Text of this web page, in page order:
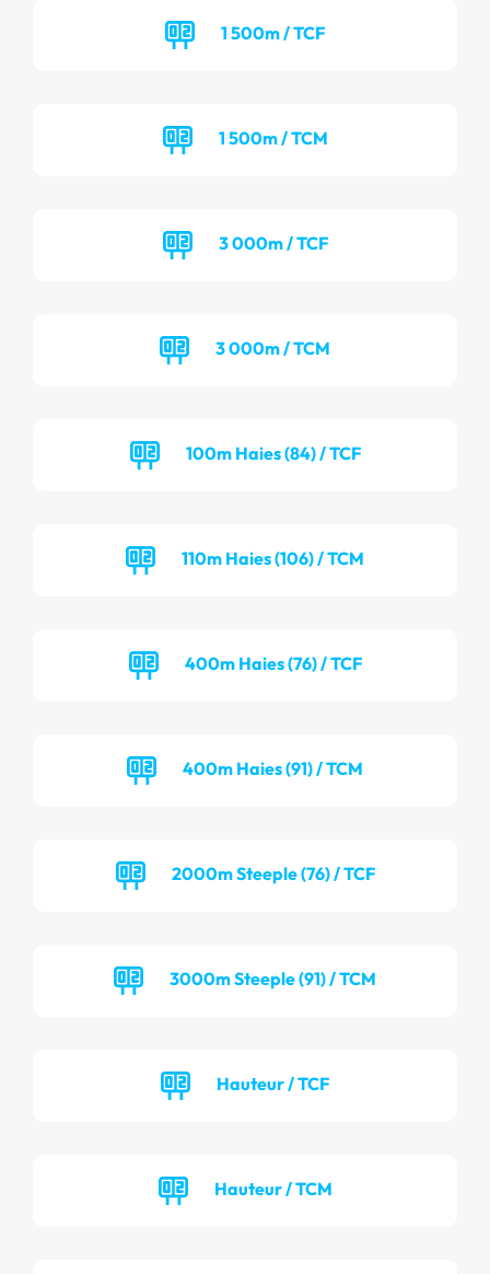
1 500m / TCF
1 500m / TCM
3 000m / TCF
3 000m / TCM
100m Haies (84) / TCF
110m Haies (106) / TCM
400m Haies (76) / TCF
400m Haies (91) / TCM
2000m Steeple (76) / TCF
3000m Steeple (91) / TCM
Hauteur / TCF
Hauteur / TCM